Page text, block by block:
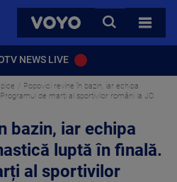
VOYO
CAUTA
TOATE
NEWS LIVE
Popovici revine în bazin, iar echipa
de marți al sportivilor români la JO
bazin, iar echipa
luptă în finală.
al sportivilor